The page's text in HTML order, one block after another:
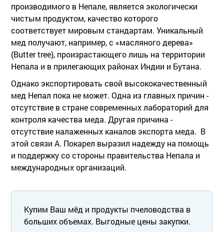
производимого в Непале, является экологически
чистым продуктом, качество которого
соответствует мировым стандартам. Уникальный
мед получают, например, с «масляного дерева»
(Butter tree), произрастающего лишь на территории
Непала и в прилегающих районах Индии и Бутана.
Однако экспортировать свой высококачественный
мед Непал пока не может. Одна из главных причин -
отсутствие в стране современных лабораторий для
контроля качества меда. Другая причина -
отсутствие налаженных каналов экспорта меда. В
этой связи А. Покарел выразил надежду на помощь
и поддержку со стороны правительства Непала и
международных организаций.
Купим Ваш мёд и продукты пчеловодства в
больших объемах. Выгодные цены закупки.